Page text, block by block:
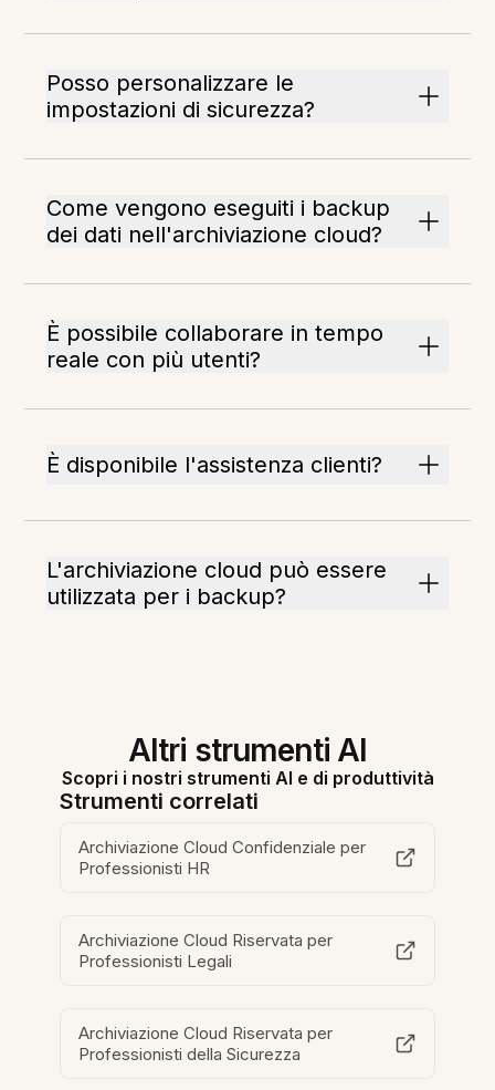
Posso personalizzare le
impostazioni di sicurezza?
Come vengono eseguiti i backup
dei dati nell'archiviazione cloud?
È possibile collaborare in tempo
reale con più utenti?
È disponibile l'assistenza clienti?
L'archiviazione cloud può essere
utilizzata per i backup?
Altri strumenti AI
Scopri i nostri strumenti AI e di produttività
Strumenti correlati
Archiviazione Cloud Confidenziale per
Professionisti HR
Archiviazione Cloud Riservata per
Professionisti Legali
Archiviazione Cloud Riservata per
Professionisti della Sicurezza